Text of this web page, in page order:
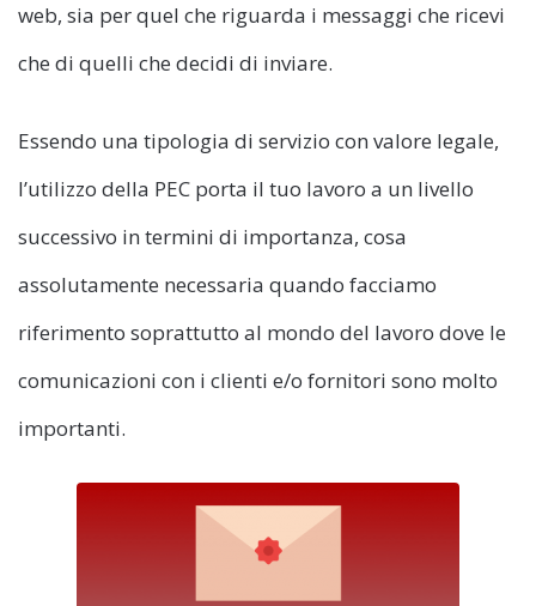
web, sia per quel che riguarda i messaggi che ricevi
che di quelli che decidi di inviare.
Essendo una tipologia di servizio con valore legale,
l’utilizzo della PEC porta il tuo lavoro a un livello
successivo in termini di importanza, cosa
assolutamente necessaria quando facciamo
riferimento soprattutto al mondo del lavoro dove le
comunicazioni con i clienti e/o fornitori sono molto
importanti.